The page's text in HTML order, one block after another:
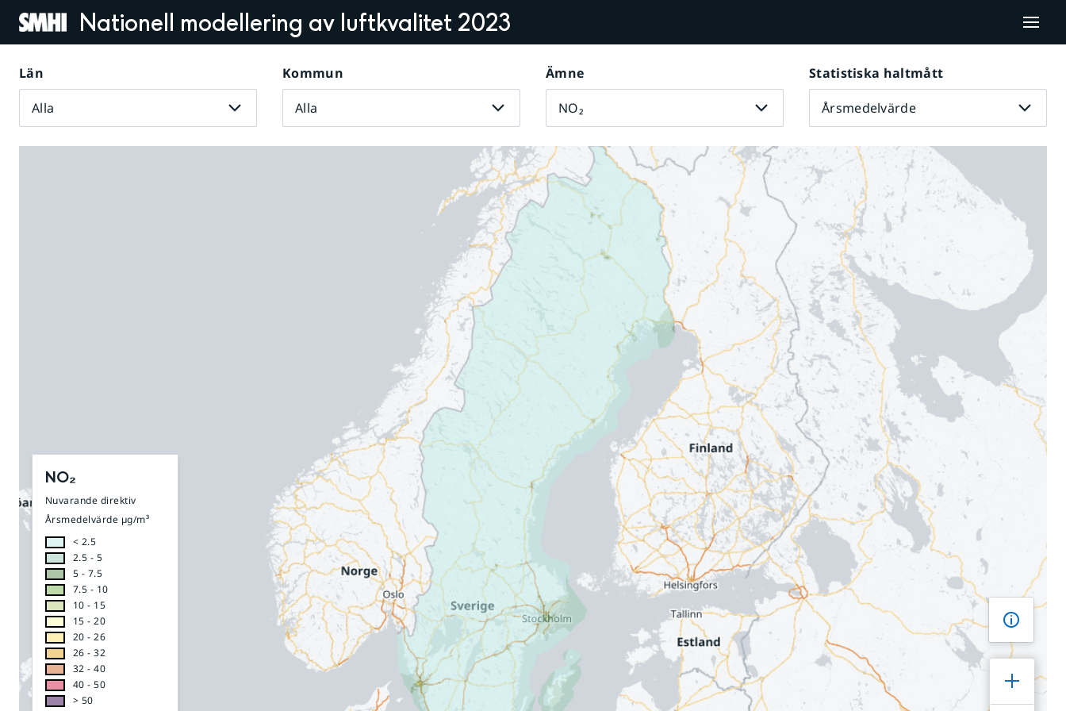
Nationell modellering av luftkvalitet 2023
Län
Alla
Kommun
Alla
Ämne
NO₂
Statistiska haltmått
Årsmedelvärde
NO₂
Nuvarande direktiv
Årsmedelvärde µg/m³
< 2.5
2.5 - 5
5 - 7.5
7.5 - 10
10 - 15
15 - 20
20 - 26
26 - 32
32 - 40
40 - 50
> 50